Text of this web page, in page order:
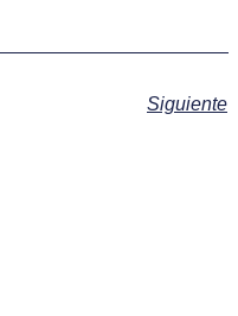
Siguiente